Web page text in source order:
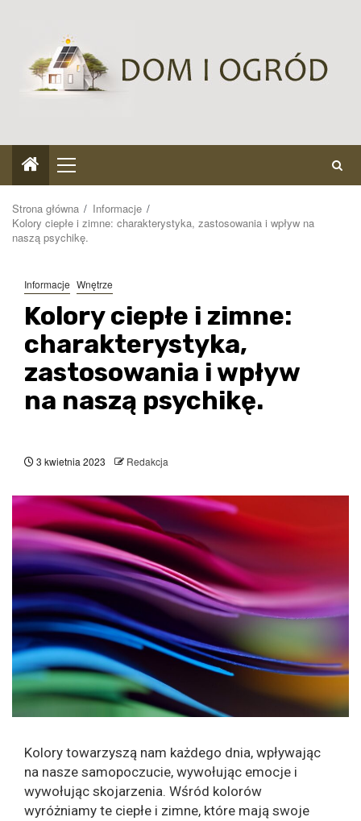
Menu
główne
Strona główna
Informacje
Kolory ciepłe i zimne: charakterystyka, zastosowania i wpływ na
naszą psychikę.
Informacje Wnętrze
Kolory ciepłe i zimne:
charakterystyka,
zastosowania i wpływ
na naszą psychikę.
3 kwietnia 2023 Redakcja
Kolory towarzyszą nam każdego dnia, wpływając
na nasze samopoczucie, wywołując emocje i
wywołując skojarzenia. Wśród kolorów
wyróżniamy te ciepłe i zimne, które mają swoje